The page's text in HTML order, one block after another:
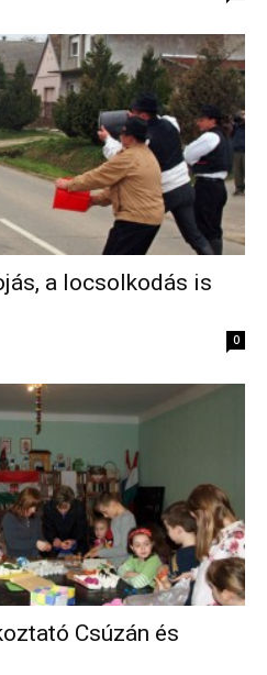
a locsolkodás is
0
Csúzán és